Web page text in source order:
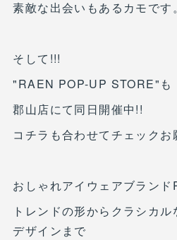
素敵な出会いもあるカモで
そして!!!
"RAEN POP-UP STORE"も
郡山店にて同日開催中!!
コチラも合わせてチェック
おしゃれアイウェアブラン
トレンドの形からクラシカ
デザインまで